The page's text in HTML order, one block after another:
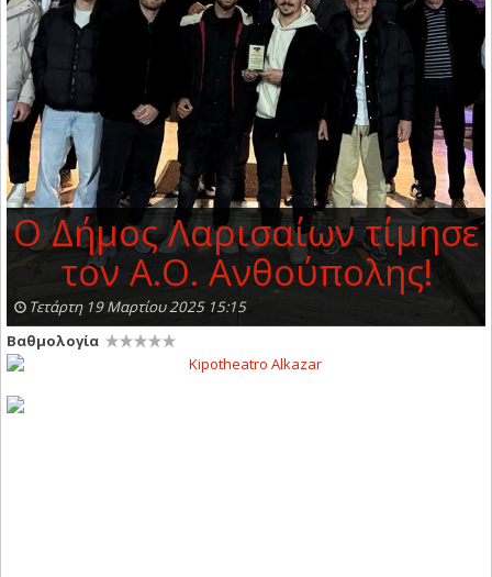
O Δήμος Λαρισαίων τίμησε
τον Α.Ο. Ανθούπολης!
Τετάρτη 19 Μαρτίου 2025 15:15
Βαθμολογία